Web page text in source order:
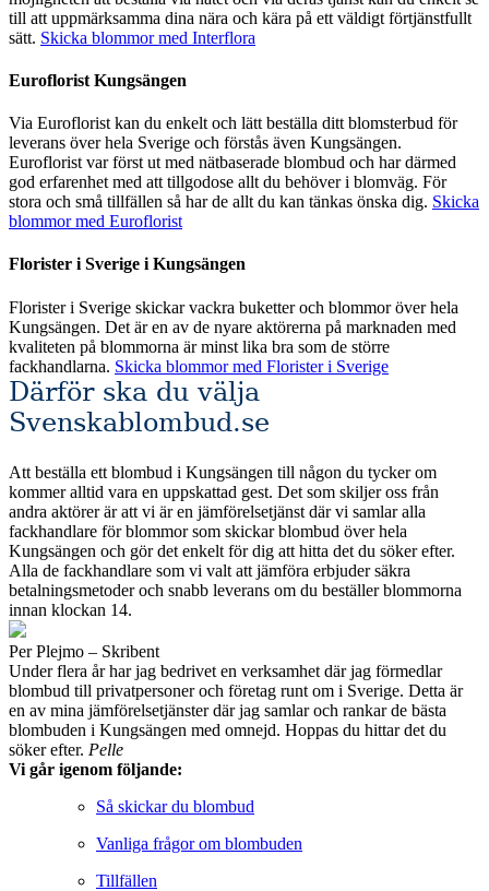
till att uppmärksamma dina nära och kära på ett väldigt förtjänstfullt
sätt. Skicka blommor med Interflora
Euroflorist Kungsängen
Via Euroflorist kan du enkelt och lätt beställa ditt blomsterbud för
leverans över hela Sverige och förstås även Kungsängen.
Euroflorist var först ut med nätbaserade blombud och har därmed
god erfarenhet med att tillgodose allt du behöver i blomväg. För
stora och små tillfällen så har de allt du kan tänkas önska dig. Skicka
blommor med Euroflorist
Florister i Sverige i Kungsängen
Florister i Sverige skickar vackra buketter och blommor över hela
Kungsängen. Det är en av de nyare aktörerna på marknaden med
kvaliteten på blommorna är minst lika bra som de större
fackhandlarna. Skicka blommor med Florister i Sverige
Därför ska du välja
Svenskablombud.se
Att beställa ett blombud i Kungsängen till någon du tycker om
kommer alltid vara en uppskattad gest. Det som skiljer oss från
andra aktörer är att vi är en jämförelsetjänst där vi samlar alla
fackhandlare för blommor som skickar blombud över hela
Kungsängen och gör det enkelt för dig att hitta det du söker efter.
Alla de fackhandlare som vi valt att jämföra erbjuder säkra
betalningsmetoder och snabb leverans om du beställer blommorna
innan klockan 14.
Per Plejmo – Skribent
Under flera år har jag bedrivet en verksamhet där jag förmedlar
blombud till privatpersoner och företag runt om i Sverige. Detta är
en av mina jämförelsetjänster där jag samlar och rankar de bästa
blombuden i Kungsängen med omnejd. Hoppas du hittar det du
söker efter. Pelle
Vi går igenom följande:
Så skickar du blombud
Vanliga frågor om blombuden
Tillfällen